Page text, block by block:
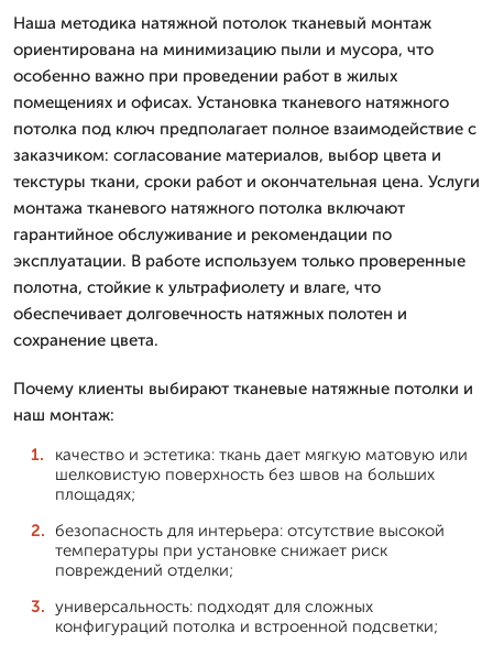
Наша методика натяжной потолок тканевый монтаж
ориентирована на минимизацию пыли и мусора, что
особенно важно при проведении работ в жилых
помещениях и офисах. Установка тканевого натяжного
потолка под ключ предполагает полное взаимодействие с
заказчиком: согласование материалов, выбор цвета и
текстуры ткани, сроки работ и окончательная цена. Услуги
монтажа тканевого натяжного потолка включают
гарантийное обслуживание и рекомендации по
эксплуатации. В работе используем только проверенные
полотна, стойкие к ультрафиолету и влаге, что
обеспечивает долговечность натяжных полотен и
сохранение цвета.
Почему клиенты выбирают тканевые натяжные потолки и
наш монтаж:
качество и эстетика: ткань дает мягкую матовую или
шелковистую поверхность без швов на больших
площадях;
безопасность для интерьера: отсутствие высокой
температуры при установке снижает риск
повреждений отделки;
универсальность: подходят для сложных
конфигураций потолка и встроенной подсветки;